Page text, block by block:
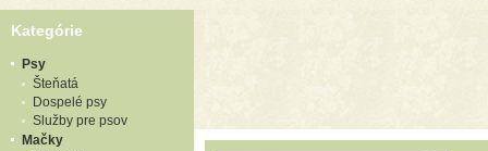
Kategórie
Psy
Šteňatá
Dospelé psy
Služby pre psov
Mačky